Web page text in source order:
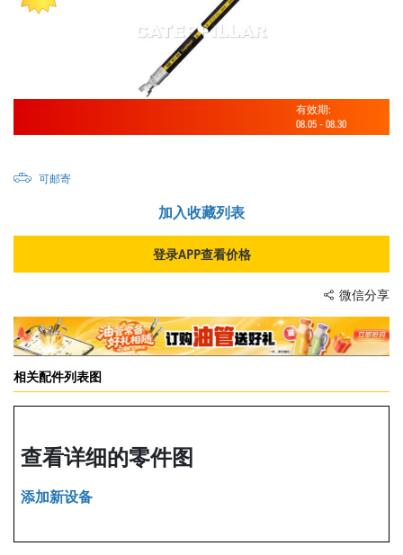
有效期:
08.05 - 08.30
可邮寄
加入收藏列表
登录APP查看价格
微信分享
相关配件列表图
查看详细的零件图
添加新设备